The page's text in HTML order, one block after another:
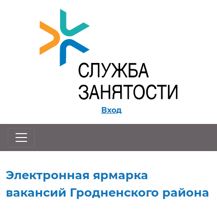
Вход
Электронная ярмарка
вакансий Гродненского района